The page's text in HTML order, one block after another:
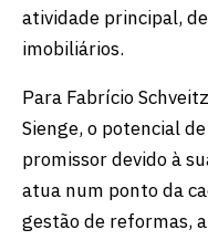
atividade principal,
imobiliários.
Para Fabrício
Sienge, o potencial
promissor devido à
atua num ponto da
gestão de reformas,